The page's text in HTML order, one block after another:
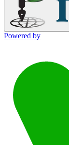
Powered by